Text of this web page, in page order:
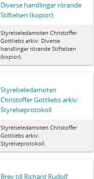
Diverse handlingar rörande
Stiftelsen (kopior).
Styrelseledamoten Christoffer
Gottliebs arkiv: Diverse
handlingar rörande Stiftelsen
(kopior).
Styrelseledamoten
Christoffer Gottliebs arkiv:
Styrelseprotokoll.
Styrelseledamoten Christoffer
Gottliebs arkiv:
Styrelseprotokoll.
Brev till Richard Rudolf